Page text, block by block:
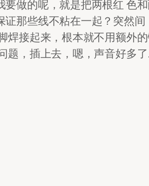
做的呢，就是把两根红 色
那些线不粘在一起？突然间
焊接起来，根本就不用额外
题，插上去，嗯，声音好多